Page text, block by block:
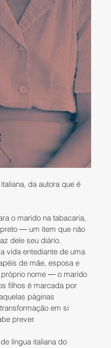
da autora que é
o marido na tabacaria,
― um item que não
dele seu diário.
vida entediante de uma
de mãe, esposa e
próprio nome ― o marido
filhos é marcada por
páginas
em si
prever.
língua italiana do